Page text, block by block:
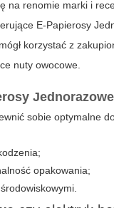
na renomie marki i
E-Papierosy
korzystać z
nuty owocowe.
Jednorazowe
sobie optymalne
opakowania;